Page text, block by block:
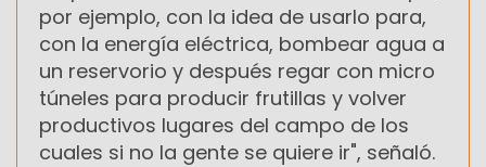
por ejemplo, con la idea de usarlo para,
con la energía eléctrica, bombear agua a
un reservorio y después regar con micro
túneles para producir frutillas y volver
productivos lugares del campo de los
cuales si no la gente se quiere ir", señaló.